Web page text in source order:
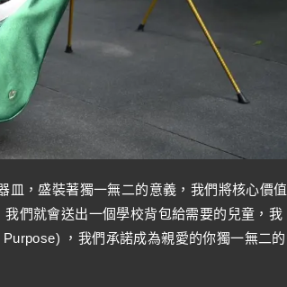
皿，盛裝著獨一無二的意義，我們將核心價值
們就會送出一個學校背包給需要的兒童，我
，我們承諾成為親愛的你獨一無二的